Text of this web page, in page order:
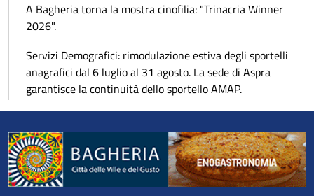
A Bagheria torna la mostra cinofilia: "Trinacria Winner
2026".
Servizi Demografici: rimodulazione estiva degli sportelli
anagrafici dal 6 luglio al 31 agosto. La sede di Aspra
garantisce la continuità dello sportello AMAP.